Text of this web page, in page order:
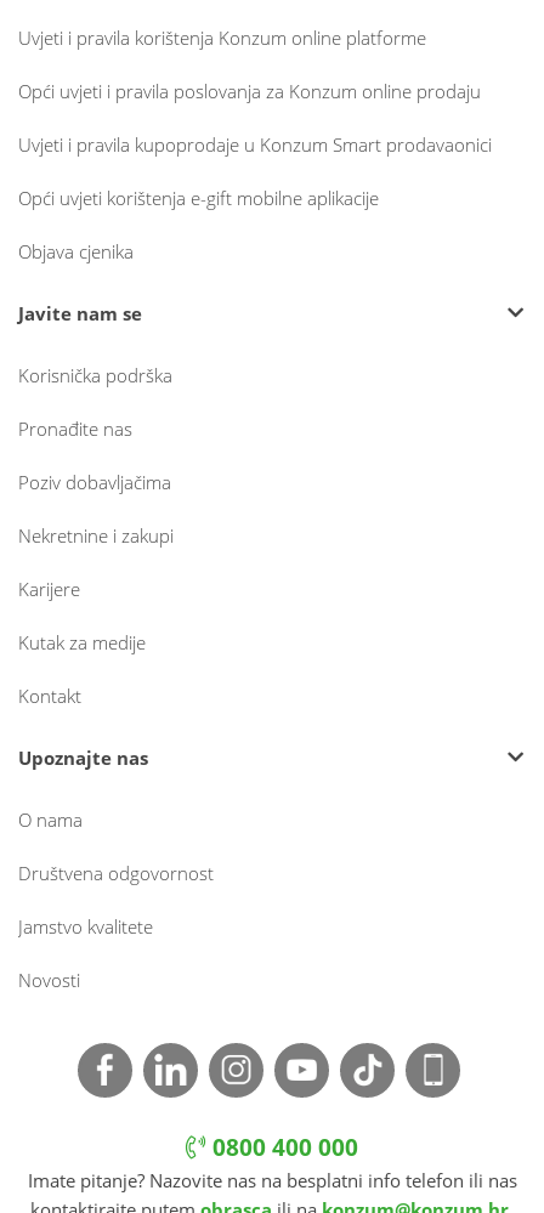
Uvjeti i pravila korištenja Konzum online platforme
Opći uvjeti i pravila poslovanja za Konzum online prodaju
Uvjeti i pravila kupoprodaje u Konzum Smart prodavaonici
Opći uvjeti korištenja e-gift mobilne aplikacije
Objava cjenika
Javite nam se
Korisnička podrška
Pronađite nas
Poziv dobavljačima
Nekretnine i zakupi
Karijere
Kutak za medije
Kontakt
Upoznajte nas
O nama
Društvena odgovornost
Jamstvo kvalitete
Novosti
0800 400 000
Imate pitanje? Nazovite nas na besplatni info telefon ili nas